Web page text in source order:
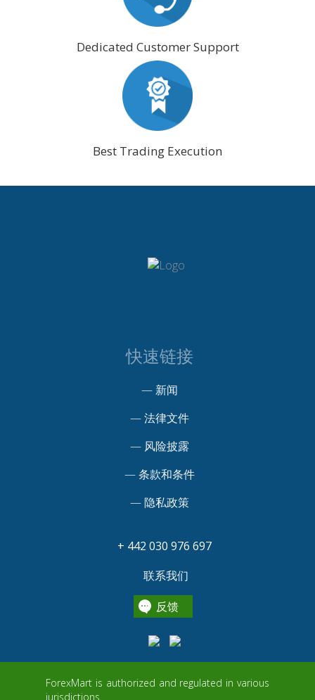
Dedicated Customer Support
Best Trading Execution
快速链接
— 新闻
—法律文件
— 风险披露
—条款和条件
—隐私政策
+ 442 030 976 697
联系我们
反馈
ForexMart is authorized and regulated in various
jurisdictions.